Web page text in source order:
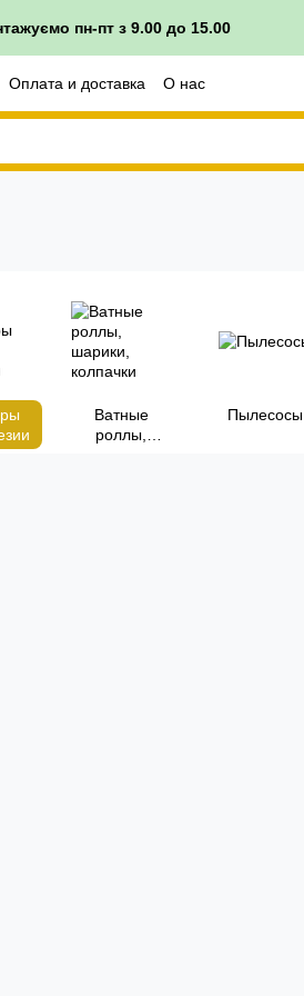
пн-пт з 9.00 до 15.00
Оплата и доставка
О нас
Ватные
роллы,
Пылесосы